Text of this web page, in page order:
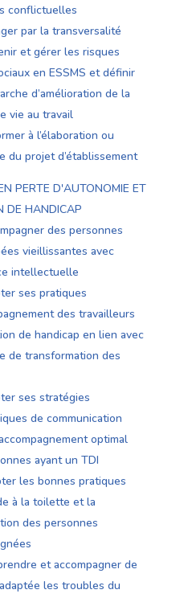
conflictuelles
par la transversalité
et gérer les risques
en ESSMS et définir
d’amélioration de la
vie au travail
à l’élaboration ou
du projet d’établissement
PERTE D'AUTONOMIE ET
DE HANDICAP
des personnes
vieillissantes avec
intellectuelle
ses pratiques
des travailleurs
de handicap en lien avec
de transformation des
ses stratégies
de communication
optimal
ayant un TDI
les bonnes pratiques
à la toilette et la
des personnes
et accompagner de
les troubles du